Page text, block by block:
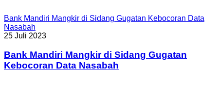
Bank Mandiri Mangkir di Sidang Gugatan Kebocoran Data
Nasabah
25 Juli 2023
Bank Mandiri Mangkir di Sidang Gugatan
Kebocoran Data Nasabah